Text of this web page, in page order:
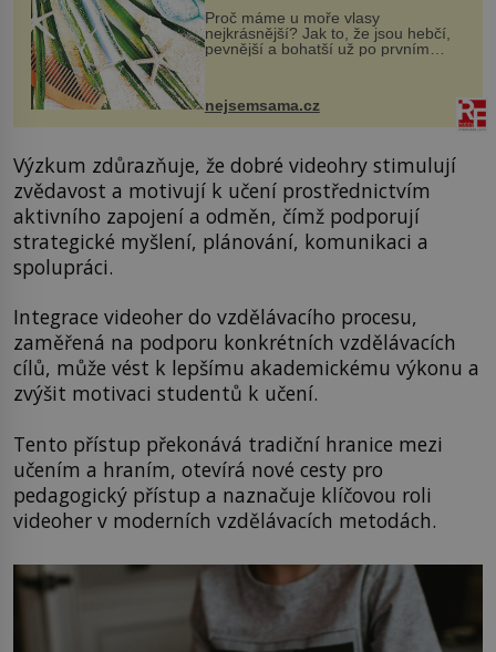
Proč máme u moře vlasy
nejkrásnější? Jak to, že jsou hebčí,
pevnější a bohatší už po prvním
vlasy. ...
nejsemsama.cz
Výzkum zdůrazňuje, že dobré videohry stimulují
zvědavost a motivují k učení prostřednictvím
aktivního zapojení a odměn, čímž podporují
strategické myšlení, plánování, komunikaci a
spolupráci.
Integrace videoher do vzdělávacího procesu,
zaměřená na podporu konkrétních vzdělávacích
cílů, může vést k lepšímu akademickému výkonu a
zvýšit motivaci studentů k učení.
Tento přístup překonává tradiční hranice mezi
učením a hraním, otevírá nové cesty pro
pedagogický přístup a naznačuje klíčovou roli
videoher v moderních vzdělávacích metodách.